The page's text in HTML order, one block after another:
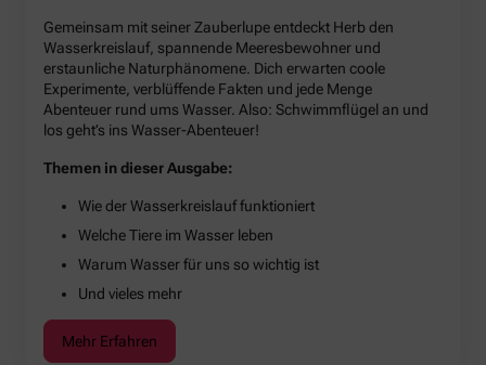
Gemeinsam mit seiner Zauberlupe entdeckt Herb den
Wasserkreislauf, spannende Meeresbewohner und
erstaunliche Naturphänomene. Dich erwarten coole
Experimente, verblüffende Fakten und jede Menge
Abenteuer rund ums Wasser. Also: Schwimmflügel an und
los geht’s ins Wasser-Abenteuer!
Themen in dieser Ausgabe:
Wie der Wasserkreislauf funktioniert
Welche Tiere im Wasser leben
Warum Wasser für uns so wichtig ist
Und vieles mehr
Mehr Erfahren